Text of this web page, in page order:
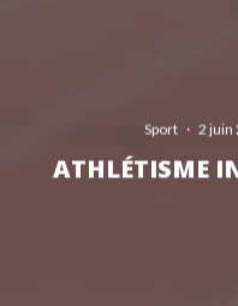
Sport · 2 juin
ATHLÉTISME